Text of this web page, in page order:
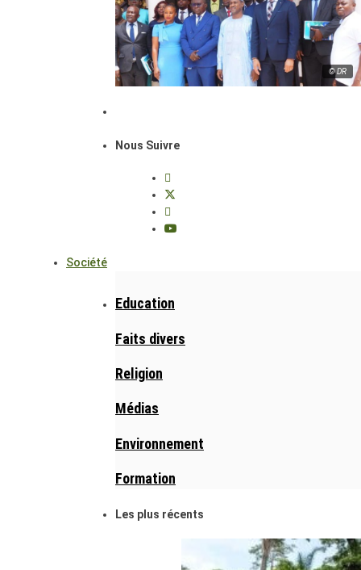
© DR
Nous Suivre
Société
Education
Faits divers
Religion
Médias
Environnement
Formation
Les plus récents